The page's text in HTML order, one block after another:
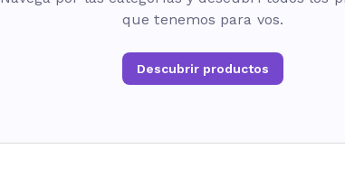
que tenemos para vos.
Descubrir productos